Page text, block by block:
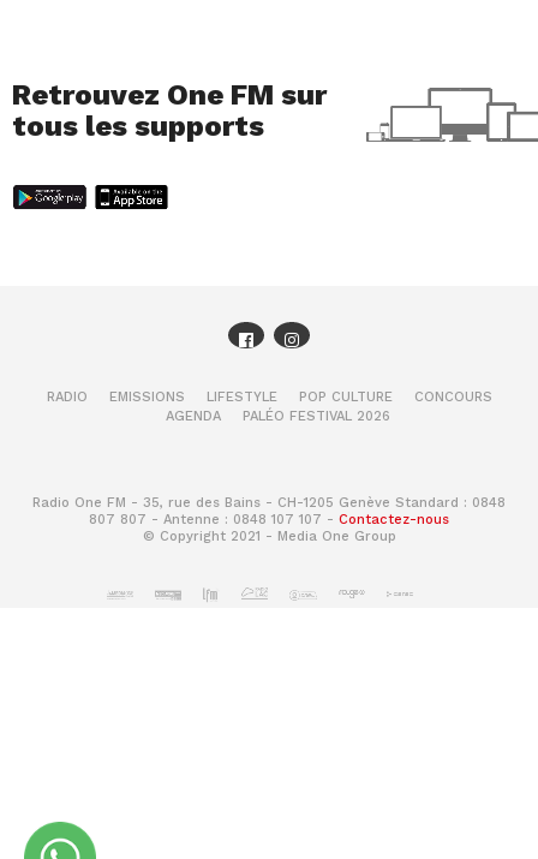
Retrouvez One FM sur
tous les supports
RADIO EMISSIONS LIFESTYLE POP CULTURE
CONCOURS
AGENDA
PALÉO FESTIVAL 2026
Radio One FM - 35, rue des Bains - CH-1205 Genève Standard : 0848
807 807 - Antenne : 0848 107 107 - Contactez-nous
© Copyright 2021 - Media One Group